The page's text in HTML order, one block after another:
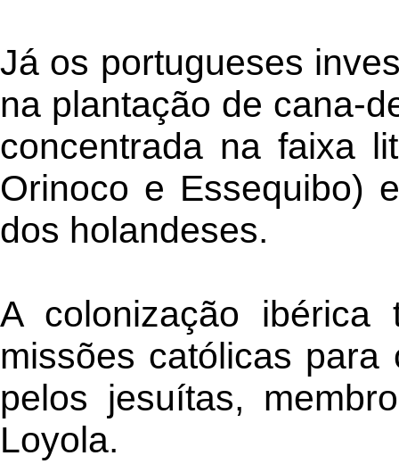
Já os portugueses
na plantação de cana-
concentrada na faixa
Orinoco e Essequibo)
dos holandeses.
A colonização ibérica
missões católicas
pelos jesuítas,
Loyola.